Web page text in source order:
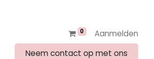
0
Aanmelden
Neem contact op met ons